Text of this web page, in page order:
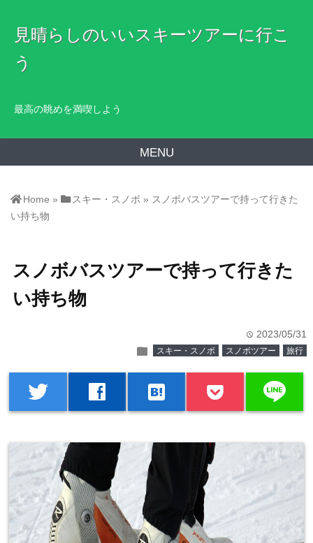
見晴らしのいいスキーツアーに行こ
う
最高の眺めを満喫しよう
MENU
Home » スキー・スノボ » スノボバスツアーで持って行きた
い持ち物
スノボバスツアーで持って行きた
い持ち物
time 2023/05/31
folder スキー・スノボ スノボツアー 旅行
twitter facebook hatenabookmark line